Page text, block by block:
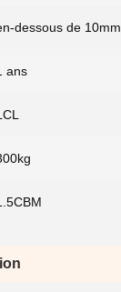
dessous de 10mm
ans